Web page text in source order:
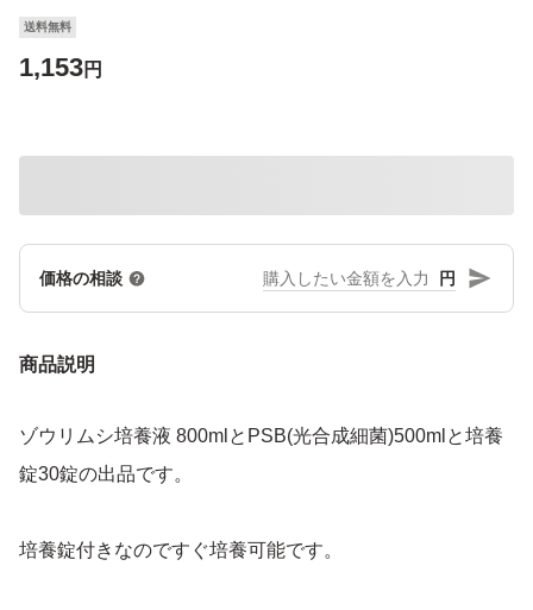
送料無料
1,153円
価格の相談 円
商品説明
ゾウリムシ培養液 800mlとPSB(光合成細菌)500mlと培養
錠30錠の出品です。
培養錠付きなのですぐ培養可能です。